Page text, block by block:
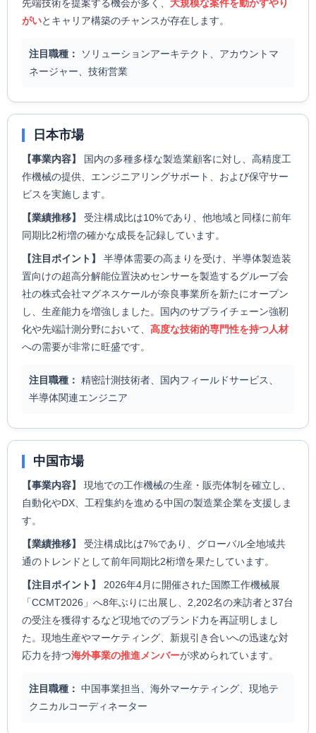
先端技術を提案する機会が多く、 大規模な案件を動かすやり
がいとキャリア構築のチャンスが存在します。
注目職種：
ソリューションアーキテクト、アカウントマ
ネージャー、技術営業
日本市場
【事業内容】
国内の多種多様な製造業顧客に対し、高精度工
作機械の提供、エンジニアリングサポート、および保守サー
ビスを実施します。
【業績推移】
受注構成比は10%であり、他地域と同様に前年
同期比2桁増の確かな成長を記録しています。
【注目ポイント】
半導体需要の高まりを受け、半導体製造装
置向けの超高分解能位置決めセンサーを製造するグループ会
社の株式会社マグネスケールが奈良事業所を新たにオープン
し、生産能力を増強しました。国内のサプライチェーン強靭
化や先端計測分野において、 高度な技術的専門性を持つ人材
への需要が非常に旺盛です。
注目職種： 精密計測技術者、国内フィールドサービス、
半導体関連エンジニア
中国市場
【事業内容】
現地での工作機械の生産・販売体制を確立し、
自動化やDX、工程集約を進める中国の製造業企業を支援しま
す。
【業績推移】
受注構成比は7%であり、グローバル全地域共
通のトレンドとして前年同期比2桁増を果たしています。
【注目ポイント】
2026年4月に開催された国際工作機械展
「CCMT2026」へ8年ぶりに出展し、2,202名の来訪者と37台
の受注を獲得するなど現地でのブランド力を再証明しまし
た。現地生産やマーケティング、新規引き合いへの迅速な対
応力を持つ海外事業の推進メンバーが求められています。
注目職種： 中国事業担当、海外マーケティング、現地テ
クニカルコーディネーター